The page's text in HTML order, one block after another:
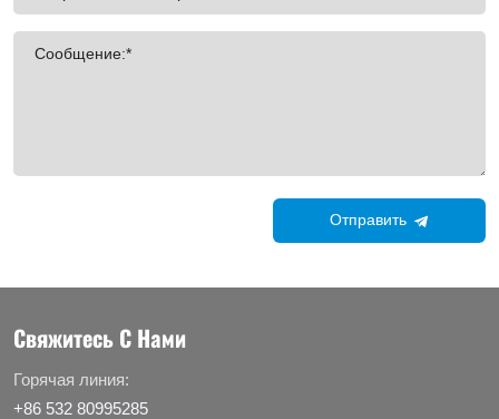
Сообщение:*
Отправить
Свяжитесь С Нами
Горячая линия:
+86 532 80995285